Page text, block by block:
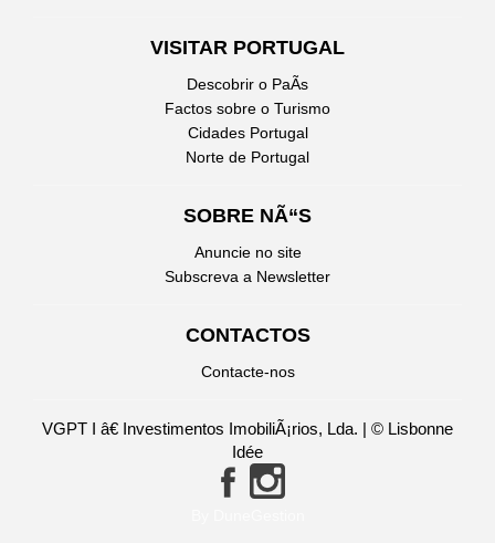
VISITAR PORTUGAL
Descobrir o PaÃ­s
Factos sobre o Turismo
Cidades Portugal
Norte de Portugal
SOBRE NÃ“S
Anuncie no site
Subscreva a Newsletter
CONTACTOS
Contacte-nos
VGPT I â€ Investimentos ImobiliÃ¡rios, Lda. | © Lisbonne
Idée